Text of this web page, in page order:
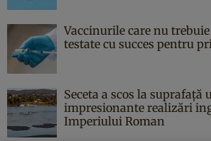
Vaccinurile care nu
testate cu succes pentru
Seceta a scos la suprafață
impresionante realizări
Imperiului Roman